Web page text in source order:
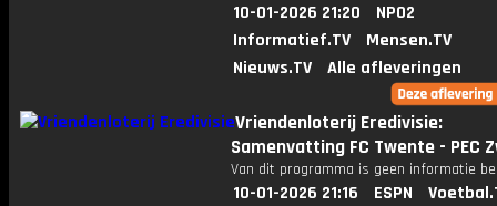
10-01-2026 21:20
NPO2
Informatief.TV
Mensen.TV
Nieuws.TV
Alle afleveringen
Vriendenloterij Eredivisie:
Samenvatting FC Twente - PEC
Van dit programma is geen informatie
10-01-2026 21:16 ESPN